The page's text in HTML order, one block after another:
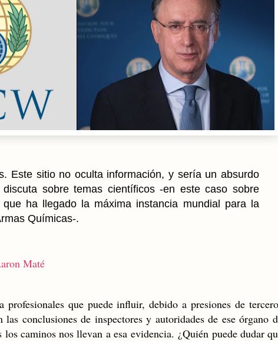
Este sitio no oculta información, y sería un absurdo
sobre temas científicos -en este caso sobre
ha llegado la máxima instancia mundial para la
Químicas-.
Maté
profesionales que puede influir, debido a presiones de
conclusiones de inspectores y autoridades de ese órgano
caminos nos llevan a esaevidencia. ¿Quién puede dudar